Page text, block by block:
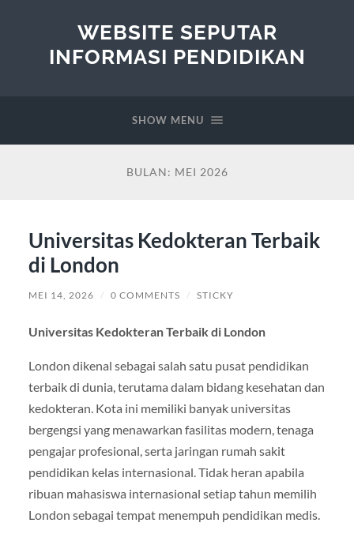
WEBSITE SEPUTAR
INFORMASI PENDIDIKAN
SHOW MENU
BULAN: MEI 2026
Universitas Kedokteran Terbaik
di London
MEI 14, 2026 / 0 COMMENTS / STICKY
Universitas Kedokteran Terbaik di London
London dikenal sebagai salah satu pusat pendidikan
terbaik di dunia, terutama dalam bidang kesehatan dan
kedokteran. Kota ini memiliki banyak universitas
bergengsi yang menawarkan fasilitas modern, tenaga
pengajar profesional, serta jaringan rumah sakit
pendidikan kelas internasional. Tidak heran apabila
ribuan mahasiswa internasional setiap tahun memilih
London sebagai tempat menempuh pendidikan medis.